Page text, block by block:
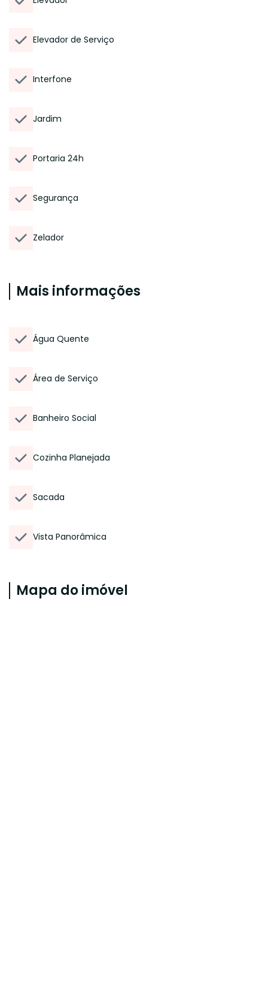
Elevador de Serviço
Interfone
Jardim
Portaria 24h
Segurança
Zelador
Mais informações
Água Quente
Área de Serviço
Banheiro Social
Cozinha Planejada
Sacada
Vista Panorâmica
Mapa do imóvel